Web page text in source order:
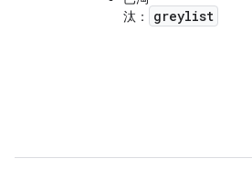
汰：
greylist